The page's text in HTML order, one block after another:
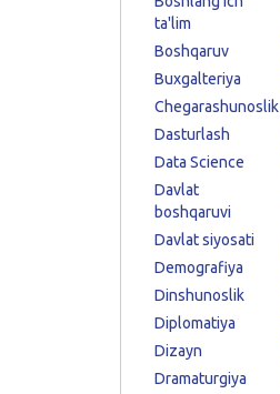
ta'lim
Boshqaruv
Buxgalteriya
Chegarashunoslik
Dasturlash
Data Science
Davlat
boshqaruvi
Davlat siyosati
Demografiya
Dinshunoslik
Diplomatiya
Dizayn
Dramaturgiya